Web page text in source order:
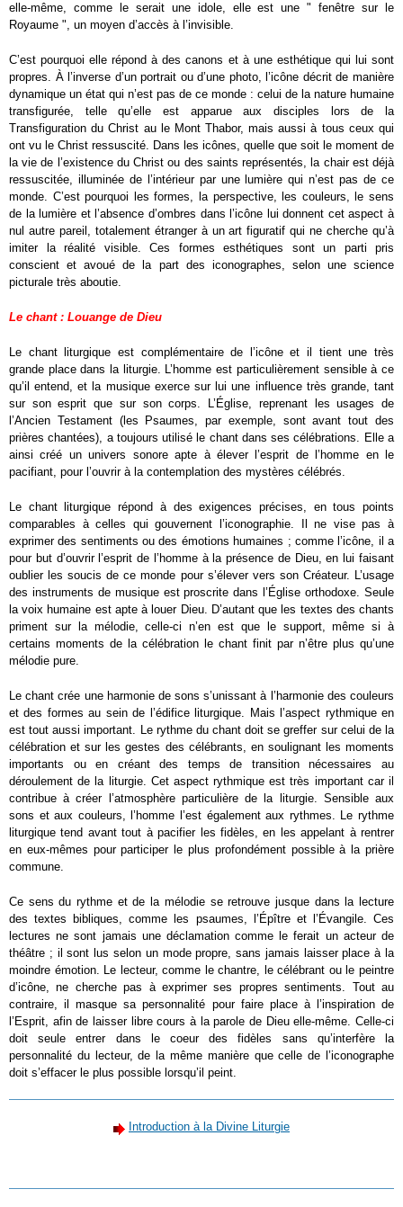
elle-même, comme le serait une idole, elle est une " fenêtre sur le
Royaume ", un moyen d’accès à l’invisible.
C’est pourquoi elle répond à des canons et à une esthétique qui lui sont
propres. À l’inverse d’un portrait ou d’une photo, l’icône décrit de manière
dynamique un état qui n’est pas de ce monde : celui de la nature humaine
transfigurée, telle qu’elle est apparue aux disciples lors de la
Transfiguration du Christ au le Mont Thabor, mais aussi à tous ceux qui
ont vu le Christ ressuscité. Dans les icônes, quelle que soit le moment de
la vie de l’existence du Christ ou des saints représentés, la chair est déjà
ressuscitée, illuminée de l’intérieur par une lumière qui n’est pas de ce
monde. C’est pourquoi les formes, la perspective, les couleurs, le sens
de la lumière et l’absence d’ombres dans l’icône lui donnent cet aspect à
nul autre pareil, totalement étranger à un art figuratif qui ne cherche qu’à
imiter la réalité visible. Ces formes esthétiques sont un parti pris
conscient et avoué de la part des iconographes, selon une science
picturale très aboutie.
Le chant : Louange de Dieu
Le chant liturgique est complémentaire de l’icône et il tient une très
grande place dans la liturgie. L’homme est particulièrement sensible à ce
qu’il entend, et la musique exerce sur lui une influence très grande, tant
sur son esprit que sur son corps. L’Église, reprenant les usages de
l’Ancien Testament (les Psaumes, par exemple, sont avant tout des
prières chantées), a toujours utilisé le chant dans ses célébrations. Elle a
ainsi créé un univers sonore apte à élever l’esprit de l’homme en le
pacifiant, pour l’ouvrir à la contemplation des mystères célébrés.
Le chant liturgique répond à des exigences précises, en tous points
comparables à celles qui gouvernent l’iconographie. Il ne vise pas à
exprimer des sentiments ou des émotions humaines ; comme l’icône, il a
pour but d’ouvrir l’esprit de l’homme à la présence de Dieu, en lui faisant
oublier les soucis de ce monde pour s’élever vers son Créateur. L’usage
des instruments de musique est proscrite dans l’Église orthodoxe. Seule
la voix humaine est apte à louer Dieu. D’autant que les textes des chants
priment sur la mélodie, celle-ci n’en est que le support, même si à
certains moments de la célébration le chant finit par n’être plus qu’une
mélodie pure.
Le chant crée une harmonie de sons s’unissant à l’harmonie des couleurs
et des formes au sein de l’édifice liturgique. Mais l’aspect rythmique en
est tout aussi important. Le rythme du chant doit se greffer sur celui de la
célébration et sur les gestes des célébrants, en soulignant les moments
importants ou en créant des temps de transition nécessaires au
déroulement de la liturgie. Cet aspect rythmique est très important car il
contribue à créer l’atmosphère particulière de la liturgie. Sensible aux
sons et aux couleurs, l’homme l’est également aux rythmes. Le rythme
liturgique tend avant tout à pacifier les fidèles, en les appelant à rentrer
en eux-mêmes pour participer le plus profondément possible à la prière
commune.
Ce sens du rythme et de la mélodie se retrouve jusque dans la lecture
des textes bibliques, comme les psaumes, l’Épître et l’Évangile. Ces
lectures ne sont jamais une déclamation comme le ferait un acteur de
théâtre ; il sont lus selon un mode propre, sans jamais laisser place à la
moindre émotion. Le lecteur, comme le chantre, le célébrant ou le peintre
d’icône, ne cherche pas à exprimer ses propres sentiments. Tout au
contraire, il masque sa personnalité pour faire place à l’inspiration de
l’Esprit, afin de laisser libre cours à la parole de Dieu elle-même. Celle-ci
doit seule entrer dans le coeur des fidèles sans qu’interfère la
personnalité du lecteur, de la même manière que celle de l’iconographe
doit s’effacer le plus possible lorsqu’il peint.
Introduction à la Divine Liturgie